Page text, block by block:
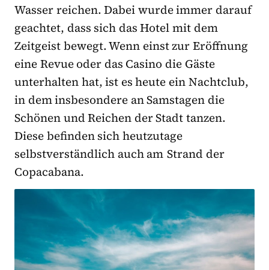
Wasser reichen. Dabei wurde immer darauf
geachtet, dass sich das Hotel mit dem
Zeitgeist bewegt. Wenn einst zur Eröffnung
eine Revue oder das Casino die Gäste
unterhalten hat, ist es heute ein Nachtclub,
in dem insbesondere an Samstagen die
Schönen und Reichen der Stadt tanzen.
Diese befinden sich heutzutage
selbstverständlich auch am Strand der
Copacabana.